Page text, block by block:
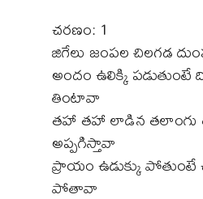
చరణం: 1
జిగేలు జంపల చిలగడ
అందం ఉలిక్కి పడుతుంటే
తింటావా
తహా తహా లాడిన తలాంగు
అప్పగిస్తావా
ప్రాయం ఉడుక్కు పోతుంటే
పోతావా